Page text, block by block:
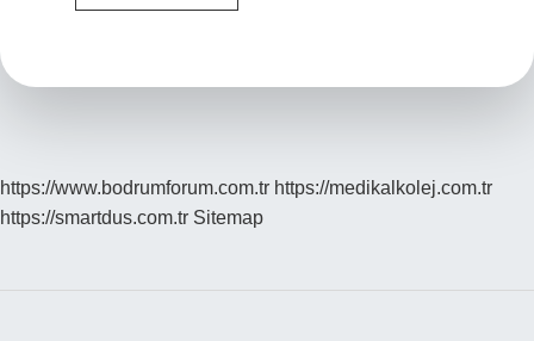
Hangi
https://www.bodrumforum.com.tr https://medikalkolej.com.tr
https://smartdus.com.tr Sitemap